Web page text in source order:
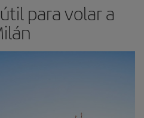
para volar a